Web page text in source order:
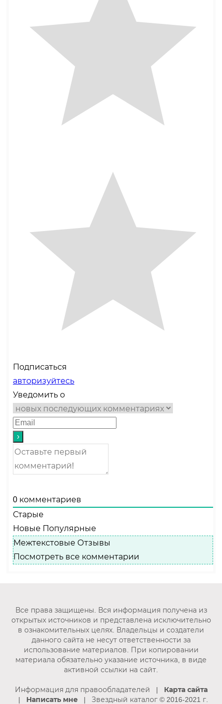
Подписаться
авторизуйтесь
Уведомить о
0 комментариев
Старые
Новые Популярные
Межтекстовые Отзывы
Посмотреть все комментарии
Все права защищены. Вся информация получена из
открытых источников и представлена исключительно
в ознакомительных целях. Владельцы и создатели
данного сайта не несут ответственности за
использование материалов. При копировании
материала обязательно указание источника, в виде
активной ссылки на сайт.
Информация для правообладателей | Карта сайта
| Написать мне| Звездный каталог © 2016-2021 г.